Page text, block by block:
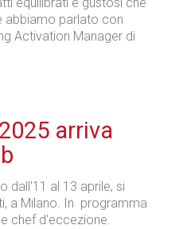
abbiamo parlato con
Activation Manager di
arriva
dall'11 al 13 aprile, si
a Milano. In programma
chef d'eccezione.